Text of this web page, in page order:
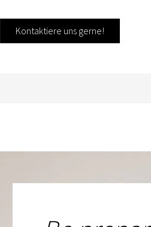
Kontaktiere uns gerne!